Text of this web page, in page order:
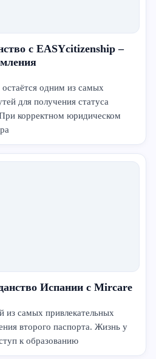
с EASYcitizenship –
одним из самых
для получения статуса
корректном юридическом
Испании с Mircare
из самых привлекательных
второго паспорта. Жизнь у
к образованию